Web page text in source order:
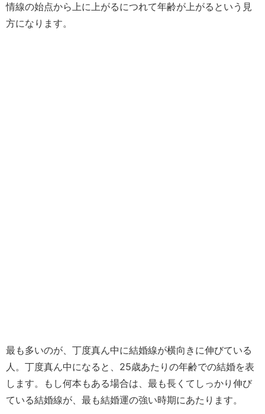
情線の始点から上に上がるにつれて年齢が上がるという見
方になります。
最も多いのが、丁度真ん中に結婚線が横向きに伸びている
人。丁度真ん中になると、25歳あたりの年齢での結婚を表
します。もし何本もある場合は、最も長くてしっかり伸び
ている結婚線が、最も結婚運の強い時期にあたります。